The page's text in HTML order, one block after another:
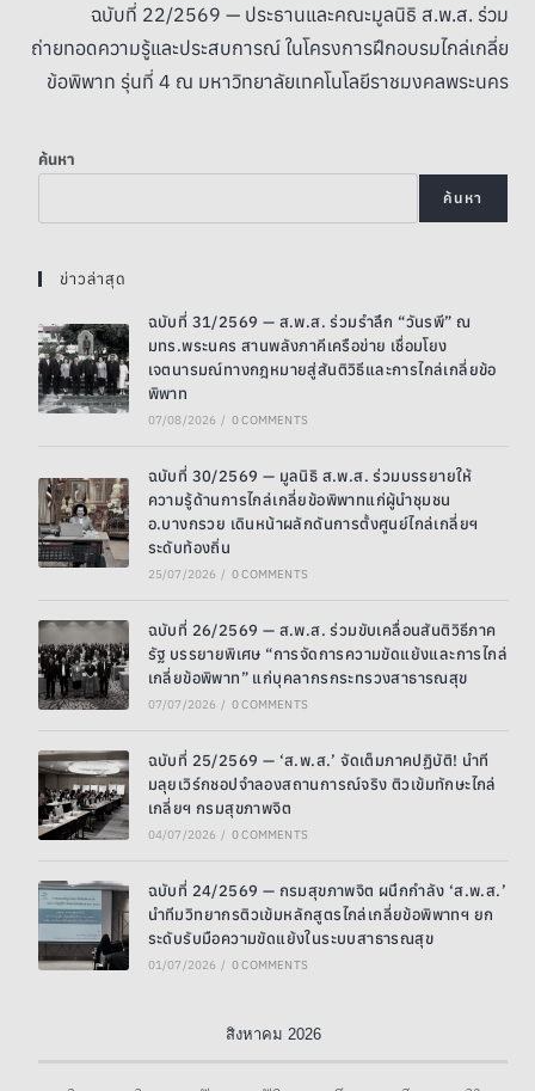
ฉบับที่ 22/2569 — ประธานและคณะมูลนิธิ ส.พ.ส. ร่วม
ถ่ายทอดความรู้และประสบการณ์ ในโครงการฝึกอบรมไกล่เกลี่ย
ข้อพิพาท รุ่นที่ 4 ณ มหาวิทยาลัยเทคโนโลยีราชมงคลพระนคร
ค้นหา
ค้นหา
ข่าวล่าสุด
ฉบับที่ 31/2569 — ส.พ.ส. ร่วมรำลึก “วันรพี” ณ
มทร.พระนคร สานพลังภาคีเครือข่าย เชื่อมโยง
เจตนารมณ์ทางกฎหมายสู่สันติวิธีและการไกล่เกลี่ยข้อ
พิพาท
07/08/2026 / 0 COMMENTS
ฉบับที่ 30/2569 — มูลนิธิ ส.พ.ส. ร่วมบรรยายให้
ความรู้ด้านการไกล่เกลี่ยข้อพิพาทแก่ผู้นำชุมชน
อ.บางกรวย เดินหน้าผลักดันการตั้งศูนย์ไกล่เกลี่ยฯ
ระดับท้องถิ่น
25/07/2026 / 0 COMMENTS
ฉบับที่ 26/2569 — ส.พ.ส. ร่วมขับเคลื่อนสันติวิธีภาค
รัฐ บรรยายพิเศษ “การจัดการความขัดแย้งและการไกล่
เกลี่ยข้อพิพาท” แก่บุคลากรกระทรวงสาธารณสุข
07/07/2026 / 0 COMMENTS
ฉบับที่ 25/2569 — ‘ส.พ.ส.’ จัดเต็มภาคปฏิบัติ! นำที
มลุยเวิร์กชอปจำลองสถานการณ์จริง ติวเข้มทักษะไกล่
เกลี่ยฯ กรมสุขภาพจิต
04/07/2026 / 0 COMMENTS
ฉบับที่ 24/2569 — กรมสุขภาพจิต ผนึกกำลัง ‘ส.พ.ส.’
นำทีมวิทยากรติวเข้มหลักสูตรไกล่เกลี่ยข้อพิพาทฯ ยก
ระดับรับมือความขัดแย้งในระบบสาธารณสุข
01/07/2026 / 0 COMMENTS
สิงหาคม 2026